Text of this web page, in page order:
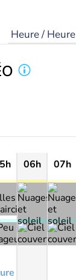
Heure / Heure
06h 07h